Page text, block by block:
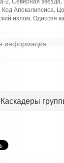
Апокалипсиса,
излом, Одиссея
информация
Каскадеры